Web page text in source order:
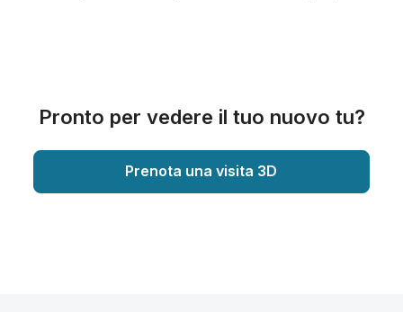
Pronto per vedere il tuo nuovo tu?
Prenota una visita 3D